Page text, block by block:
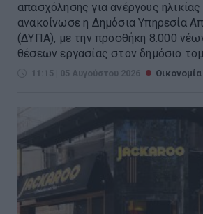
απασχόλησης για ανέργους
ανακοίνωσε η Δημόσια Υπηρεσία
(ΔΥΠΑ), με την προσθήκη 8.000
θέσεων εργασίας στον δημόσιο
11:15 | 05 Αυγούστου 2026 Οικονομία